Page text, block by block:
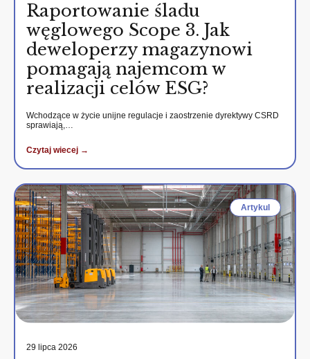
Raportowanie śladu
węglowego Scope 3. Jak
deweloperzy magazynowi
pomagają najemcom w
realizacji celów ESG?
Wchodzące w życie unijne regulacje i zaostrzenie dyrektywy CSRD
sprawiają,…
Czytaj wiecej →
Artykul
29 lipca 2026